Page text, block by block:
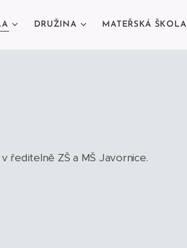
DRUŽINA MATEŘSKÁ ŠKOLA
ředitelně ZŠ a MŠ Javornice.